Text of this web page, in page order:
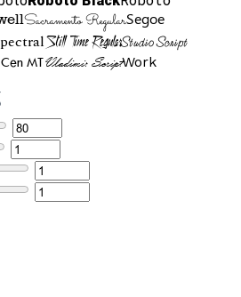
Sacramento RegularSegoe
Still Time RegularStudio Script
MTVladimir ScriptWork